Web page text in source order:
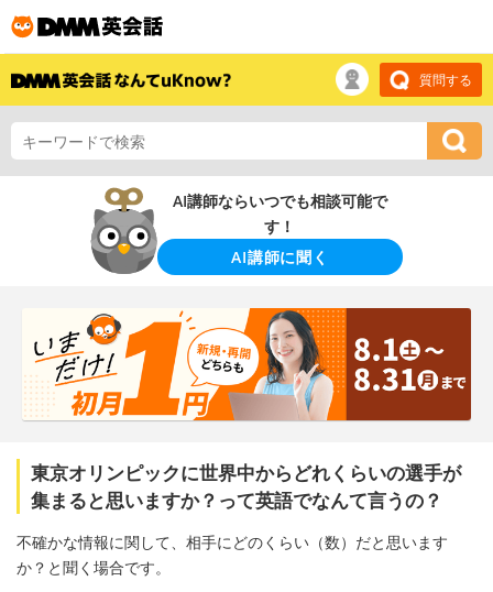
質問する
AI講師ならいつでも相談可能で
す！
AI講師に聞く
東京オリンピックに世界中からどれくらいの選手が
集まると思いますか？って英語でなんて言うの？
不確かな情報に関して、相手にどのくらい（数）だと思います
か？と聞く場合です。